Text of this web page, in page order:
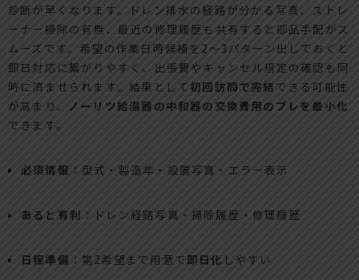
診断が早くなります。ドレン排水の経路が分かる写真、ストレ
ーナー掃除の有無、最近の修理履歴も共有すると部品手配がス
ムーズです。希望の作業日時候補を2〜3パターン出しておくと
即日対応に繋がりやすく、出張費やキャンセル規定の確認も同
時に済ませられます。結果として初回訪問で完結 できる可能性
が高まり、 ノーリツ給湯器の中和器の交換費用のブレを最小化
できます。
必須情報 ：型式・製造年・設置写真・エラー表示
あると有利 ：ドレン経路写真・掃除履歴・修理履歴
日程準備 ：第2希望まで用意で 即日化 しやすい